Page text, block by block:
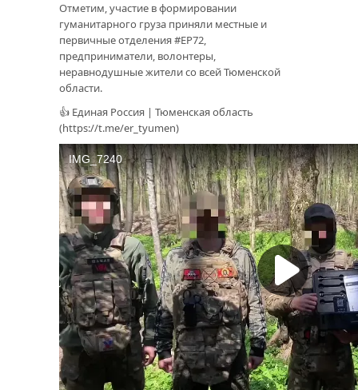
Отметим, участие в формировании
гуманитарного груза приняли местные и
первичные отделения #ЕР72,
предприниматели, волонтеры,
неравнодушные жители со всей Тюменской
области.
👍 Единая Россия | Тюменская область
(https://t.me/er_tyumen)